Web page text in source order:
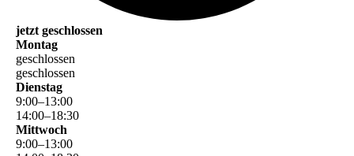
jetzt geschlossen
Montag
geschlossen
geschlossen
Dienstag
9:00–13:00
14:00–18:30
Mittwoch
9:00–13:00